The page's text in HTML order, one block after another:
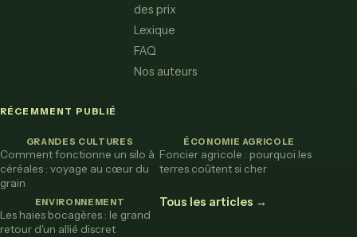
des prix
Lexique
FAQ
Nos auteurs
RÉCEMMENT PUBLIÉ
GRANDES CULTURES
Comment fonctionne un silo à
céréales : voyage au cœur du
grain
ÉCONOMIE AGRICOLE
Foncier agricole : pourquoi les
terres coûtent si cher
ENVIRONNEMENT
Les haies bocagères : le grand
retour d'un allié discret
Tous les articles →